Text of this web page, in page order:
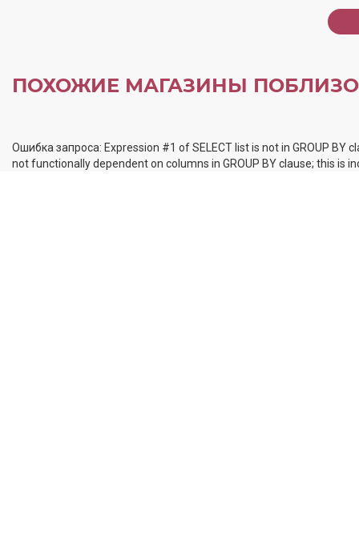
ПОХОЖИЕ МАГАЗИНЫ
Ошибка запроса: Expression #1 of SELECT list is not in GROUP
not functionally dependent on columns in GROUP BY clause; this is